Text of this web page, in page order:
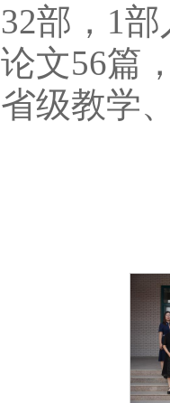
32部，1
论文56篇
省级教学